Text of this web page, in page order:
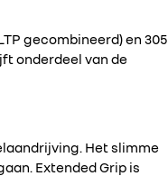
gecombineerd) en 305
onderdeel van de
Het slimme
Extended Grip is